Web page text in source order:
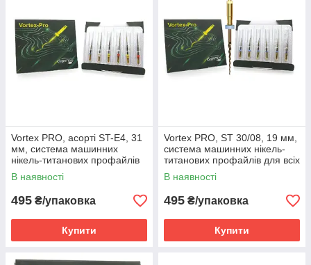
Vortex PRO, асорті ST-E4, 31
мм, система машинних
нікель-титанових профайлів
для всіх видів каналів, 6 шт
В наявності
495 ₴/упаковка
Купити
Vortex PRO, ST 30/08, 19 мм,
система машинних нікель-
титанових профайлів для всіх
видів каналів, 6 шт
В наявності
495 ₴/упаковка
Купити